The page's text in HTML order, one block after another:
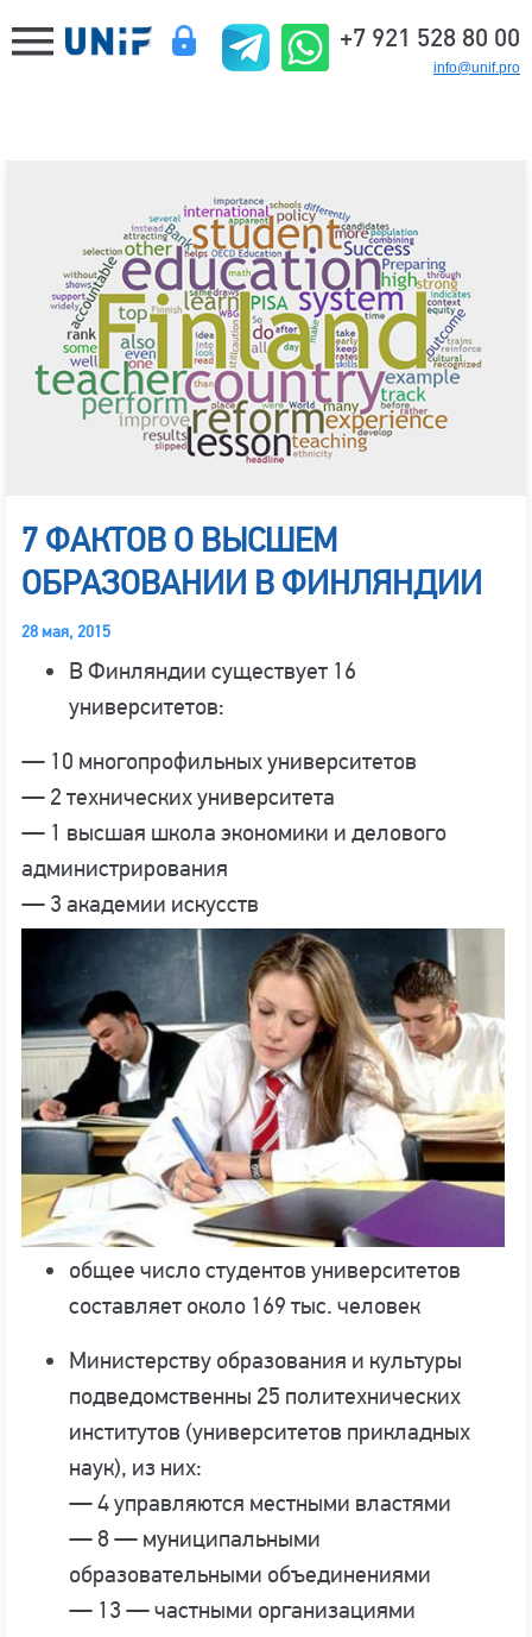
+7 921 528 80 00
info@unif.pro
7 ФАКТОВ О ВЫСШЕМ
ОБРАЗОВАНИИ В ФИНЛЯНДИИ
28 мая, 2015
В Финляндии существует 16
университетов:
— 10 многопрофильных университетов
— 2 технических университета
— 1 высшая школа экономики и делового
администрирования
— 3 академии искусств
общее число студентов университетов
составляет около 169 тыс. человек
Министерству образования и культуры
подведомственны 25 политехнических
институтов (университетов прикладных
наук), из них:
— 4 управляются местными властями
— 8 — муниципальными
образовательными объединениями
— 13 — частными организациями